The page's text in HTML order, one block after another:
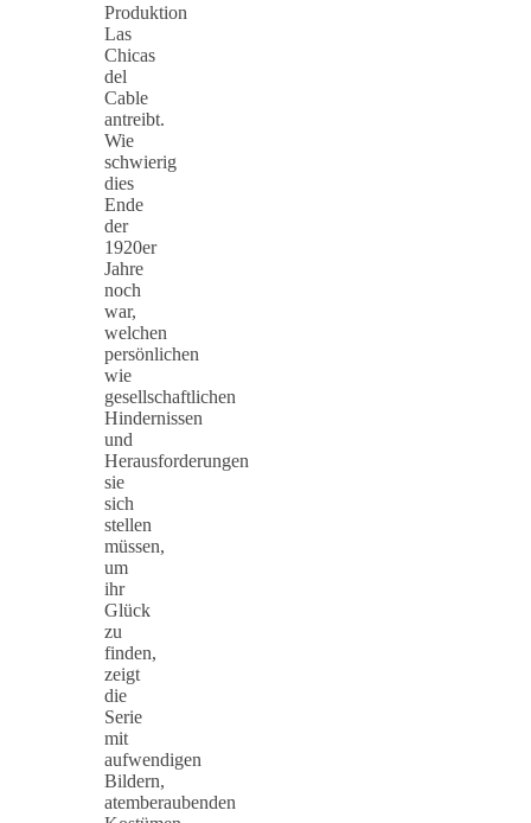
Produktion
Las
Chicas
del
Cable
antreibt.
Wie
schwierig
dies
Ende
der
1920er
Jahre
noch
war,
welchen
persönlichen
wie
gesellschaftlichen
Hindernissen
und
Herausforderungen
sie
sich
stellen
müssen,
um
ihr
Glück
zu
finden,
zeigt
die
Serie
mit
aufwendigen
Bildern,
atemberaubenden